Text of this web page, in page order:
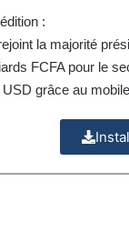
:
la majorité
FCFA pour le
grâce au